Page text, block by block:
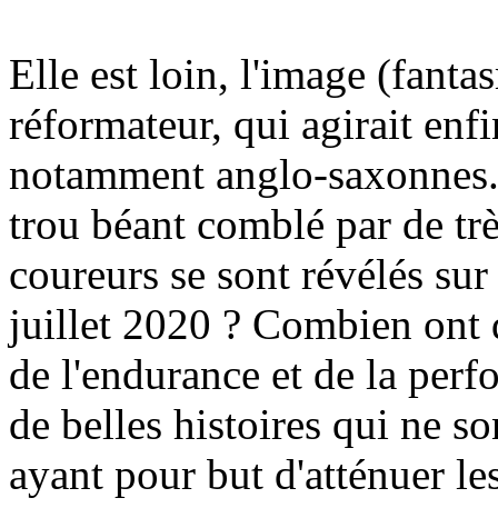
Elle est loin, l'image
réformateur, qui agirait
notamment anglo-
trou béant comblé par de
coureurs se sont révélés
juillet 2020 ? Combien ont
de l'endurance et de la
de belles histoires qui ne
ayant pour but d'atténuer